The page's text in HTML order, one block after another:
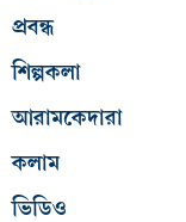
প্রবন্ধ
শিল্পকলা
আরামকেদারা
কলাম
ভিডিও